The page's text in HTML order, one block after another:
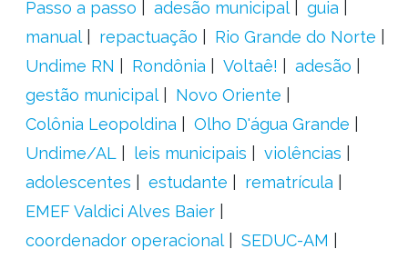
Passo a passo
adesão municipal
guia
manual
repactuação
Rio Grande do Norte
Undime RN
Rondônia Voltaê!
adesão
gestão municipal
Novo Oriente
Colônia Leopoldina
Olho D'água Grande
Undime/AL
leis municipais
violências
adolescentes
estudante
rematrícula
EMEF Valdici Alves Baier
coordenador operacional
SEDUC-AM